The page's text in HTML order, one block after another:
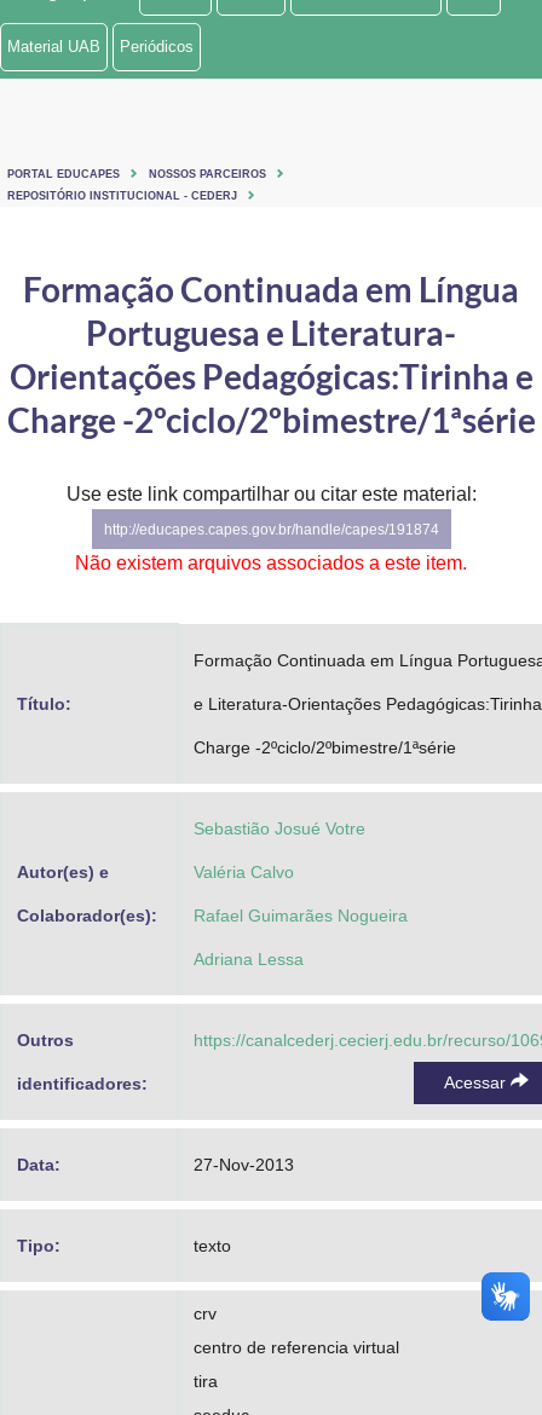
Ministério de Minas e Energia
Ministério do Turismo
Controladoria-Geral da União
Ministério da Mulher, da Família e dos Direitos Humanos
Secretaria-Geral
Gabinete de Segurança Institucional
Advocacia-Geral da União
Material UAB Periódicos
PORTAL EDUCAPES
NOSSOS PARCEIROS
REPOSITÓRIO INSTITUCIONAL - CEDERJ
Formação Continuada em Língua
Portuguesa e Literatura-
Orientações Pedagógicas:Tirinha e
Charge -2ºciclo/2ºbimestre/1ªsérie
Use este link compartilhar ou citar este material:
http://educapes.capes.gov.br/handle/capes/191874
Não existem arquivos associados a este item.
Título:
Formação Continuada em Língua
e Literatura-Orientações
Charge -2ºciclo/2ºbimestre/1ªsérie
Autor(es) e
Colaborador(es):
Sebastião Josué Votre
Valéria Calvo
Rafael Guimarães Nogueira
Adriana Lessa
Outros
identificadores:
https://canalcederj.cecierj.edu.br/recurso/
Acessar
Data: 27-Nov-2013
Tipo: texto
crv
centro de referencia virtual
tira